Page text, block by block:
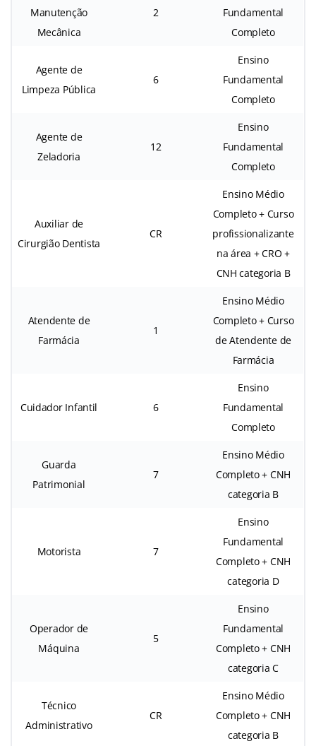
Manutenção
Mecânica
2
Fundamental
Completo
Agente de
Limpeza Pública
6
Ensino
Fundamental
Completo
Agente de
Zeladoria
12
Ensino
Fundamental
Completo
Auxiliar de
Cirurgião Dentista
CR
Ensino Médio
Completo + Curso
profissionalizante
na área + CRO +
CNH categoria B
Atendente de
Farmácia
1
Ensino Médio
Completo + Curso
de Atendente de
Farmácia
Cuidador Infantil 6
Ensino
Fundamental
Completo
Guarda
Patrimonial
7
Ensino Médio
Completo + CNH
categoria B
Motorista 7
Ensino
Fundamental
Completo + CNH
categoria D
Operador de
Máquina
5
Ensino
Fundamental
Completo + CNH
categoria C
Técnico
Administrativo
CR
Ensino Médio
Completo + CNH
categoria B